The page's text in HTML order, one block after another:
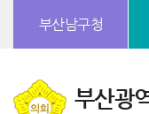
부산남구청
부산광